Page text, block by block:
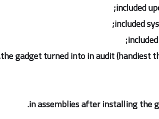
in assemblies after installing the